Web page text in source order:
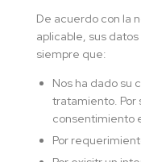
De acuerdo con la
aplicable, sus
siempre que:
Nos ha dado su
tratamiento. Por
consentimiento
Por